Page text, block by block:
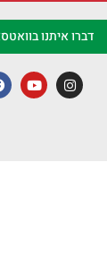
דברו איתנו בוואטסאפ